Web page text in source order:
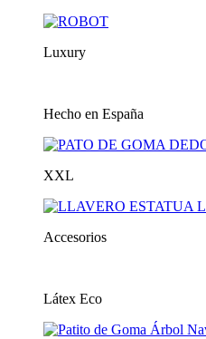
Luxury
Hecho en España
XXL
Accesorios
Látex Eco